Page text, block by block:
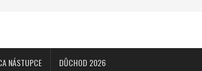
NÁSTUPCE DŮCHOD 2026